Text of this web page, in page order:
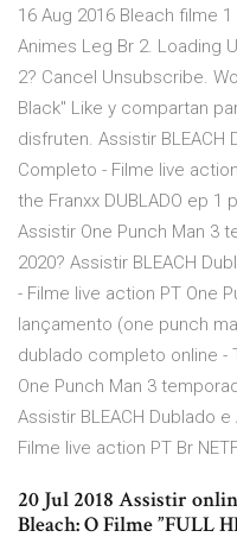
16 Aug 2016 Bleach filme
Animes Leg Br 2. Loading
2? Cancel Unsubscribe.
Black" Like y compartan
disfruten. Assistir BLEACH
Completo - Filme live
the Franxx DUBLADO ep
Assistir One Punch Man 3
2020? Assistir BLEACH
- Filme live action PT One
lançamento (one punch
dublado completo online -
One Punch Man 3
Assistir BLEACH Dublado
Filme live action PT Br
20 Jul 2018 Assistir
Bleach: O Filme ”FULL